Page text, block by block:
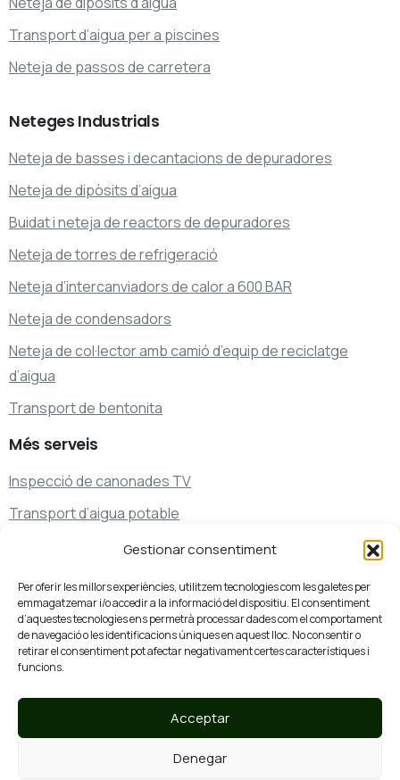
Gestionar consentiment
Per oferir les millors experiències, utilitzem tecnologies com les galetes per
emmagatzemar i/o accedir a la informació del dispositiu. El consentiment
d’aquestes tecnologies ens permetrà processar dades com el comportament
de navegació o les identificacions úniques en aquest lloc. No consentir o
retirar el consentiment pot afectar negativament certes característiques i
funcions.
Acceptar
Denegar
Transport d’aigua per a piscines
Neteja de passos de carretera
Neteges Industrials
Neteja de basses i decantacions de depuradores
Neteja de dipòsits d’aigua
Buidat i neteja de reactors de depuradores
Neteja de torres de refrigeració
Neteja d’intercanviadors de calor a 600 BAR
Neteja de condensadors
Neteja de col·lector amb camió d’equip de reciclatge
d’aigua
Transport de bentonita
Més serveis
Inspecció de canonades TV
Transport d’aigua potable
Transport de residus
Serveis de neteja i desembussaments especials
Parlem?
Truca’ns